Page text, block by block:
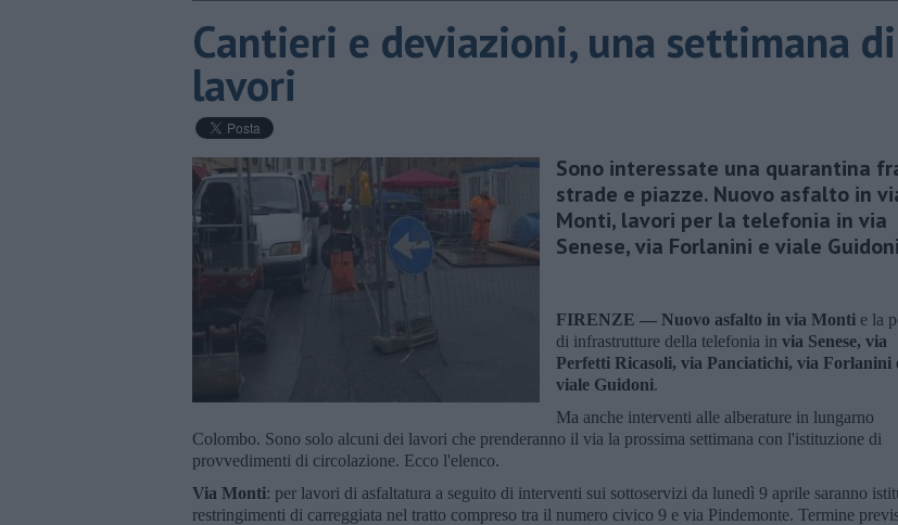
Cantieri e deviazioni, una settimana di
lavori
Sono interessate una quarantina
strade e piazze. ​Nuovo asfalto in
Monti, lavori per la telefonia in via
Senese, via Forlanini e viale Guidoni
FIRENZE — Nuovo asfalto in via Monti e la
di infrastrutture della telefonia in via Senese, via
Perfetti Ricasoli, via Panciatichi, via Forlanini
viale Guidoni.
Ma anche interventi alle alberature in lungarno
Colombo. Sono solo alcuni dei lavori che prenderanno il via la prossima settimana con l'istituzione di
provvedimenti di circolazione. Ecco l'elenco.
Via Monti: per lavori di asfaltatura a seguito di interventi sui sottoservizi da lunedì 9 aprile saranno
restringimenti di carreggiata nel tratto compreso tra il numero civico 9 e via Pindemonte. Termine